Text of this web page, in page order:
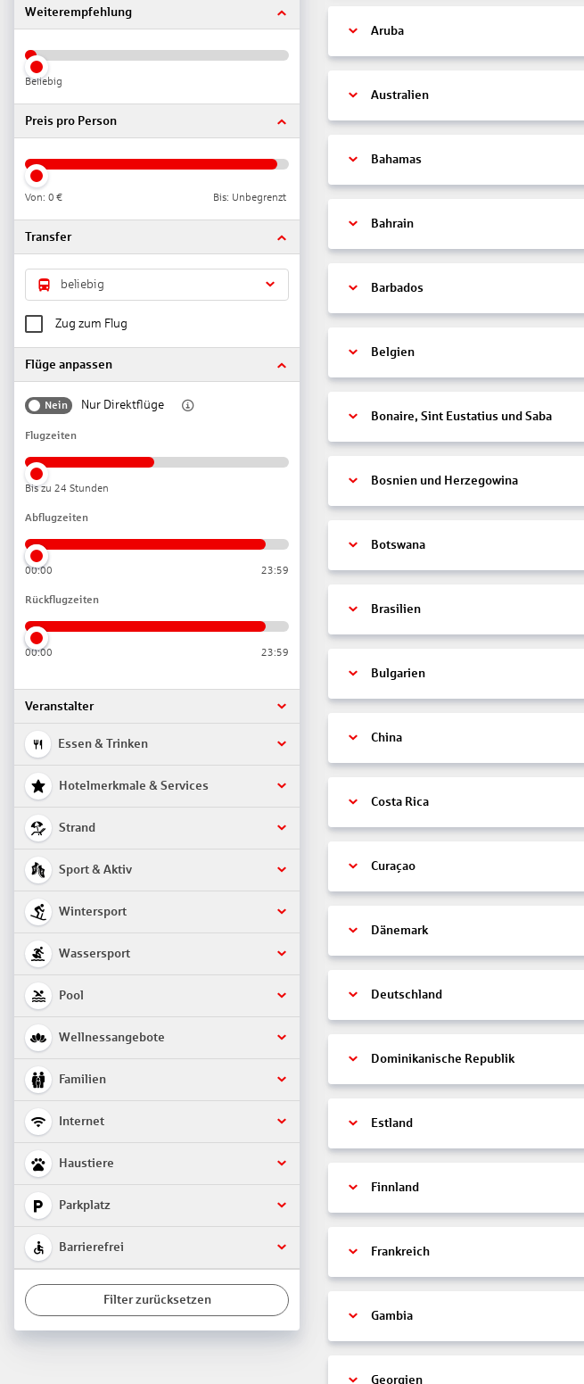
Weiterempfehlung
Beliebig
Preis pro Person
Von: 0 € Bis: Unbegrenzt
Transfer
beliebig
Zug zum Flug
Flüge anpassen
Nein Nur Direktflüge
Flugzeiten
Bis zu 24 Stunden
Abflugzeiten
00:00 23:59
Rückflugzeiten
00:00 23:59
Veranstalter
Essen & Trinken
Hotelmerkmale & Services
Strand
Sport & Aktiv
Wintersport
Wassersport
Pool
Wellnessangebote
Familien
Internet
Haustiere
Parkplatz
Barrierefrei
Filter zurücksetzen
Aruba
Australien
Bahamas
Bahrain
Barbados
Belgien
Bonaire, Sint Eustatius und Saba
Bosnien und Herzegowina
Botswana
Brasilien
Bulgarien
China
Costa Rica
Curaçao
Dänemark
Deutschland
Dominikanische Republik
Estland
Finnland
Frankreich
Gambia
Georgien